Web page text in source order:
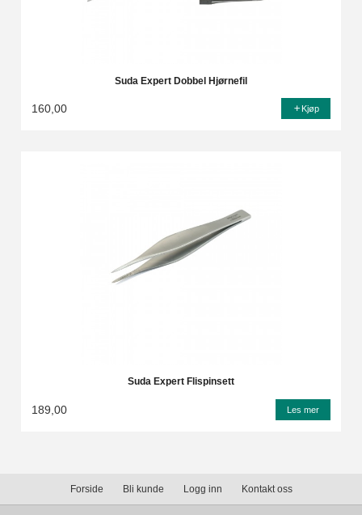
Suda Expert Dobbel Hjørnefil
160,00 Kjøp
Suda Expert Flispinsett
189,00 Les mer
Forside Bli kunde Logg inn Kontakt oss